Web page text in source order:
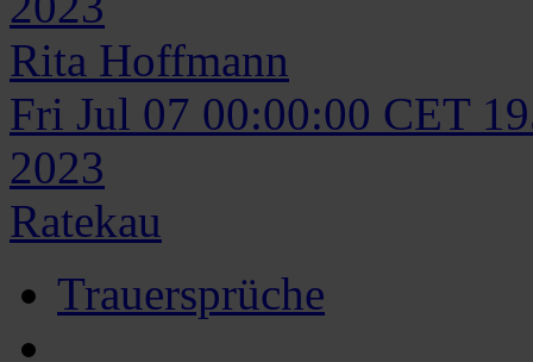
Rita Hoffmann
Fri Jul 07 00:00:00 CET
2023
Ratekau
Trauersprüche